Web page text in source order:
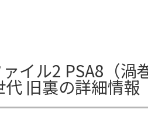
イル2 PSA8（
代 旧裏の詳細情報